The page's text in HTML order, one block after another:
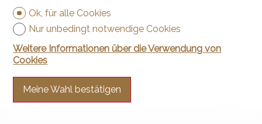
Ok, für alle Cookies
Nur unbedingt notwendige Cookies
Weitere Informationen über die Verwendung von
Cookies
Meine Wahl bestätigen